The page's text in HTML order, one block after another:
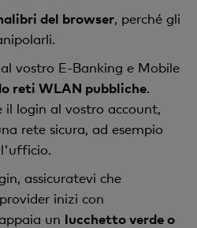
del browser, perché gli
al vostro E-Banking e Mobile
reti WLAN pubbliche.
login al vostro account,
rete sicura, ad esempio
assicuratevi che
inizi con
un lucchetto verde o